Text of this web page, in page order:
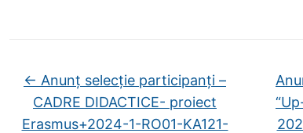
← Anunț selecție participanți –
CADRE DIDACTICE- proiect
Erasmus+2024-1-RO01-KA121-